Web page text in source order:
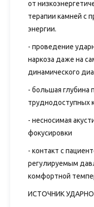
от
терапии камней с
энергии.
- проведение
наркоза даже на
динамического
- большая глубина
труднодоступных
- несносимая
фокусировки
- контакт с
регулируемым
комфортной
ИСТОЧНИК